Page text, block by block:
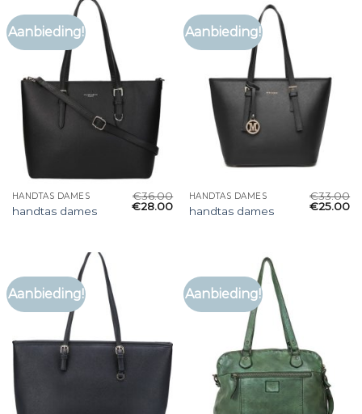
Aanbieding!
HANDTAS DAMES
handtas dames
€36.00
€28.00
Aanbieding!
HANDTAS DAMES
handtas dames
€33.00
€25.00
Aanbieding! Aanbieding!